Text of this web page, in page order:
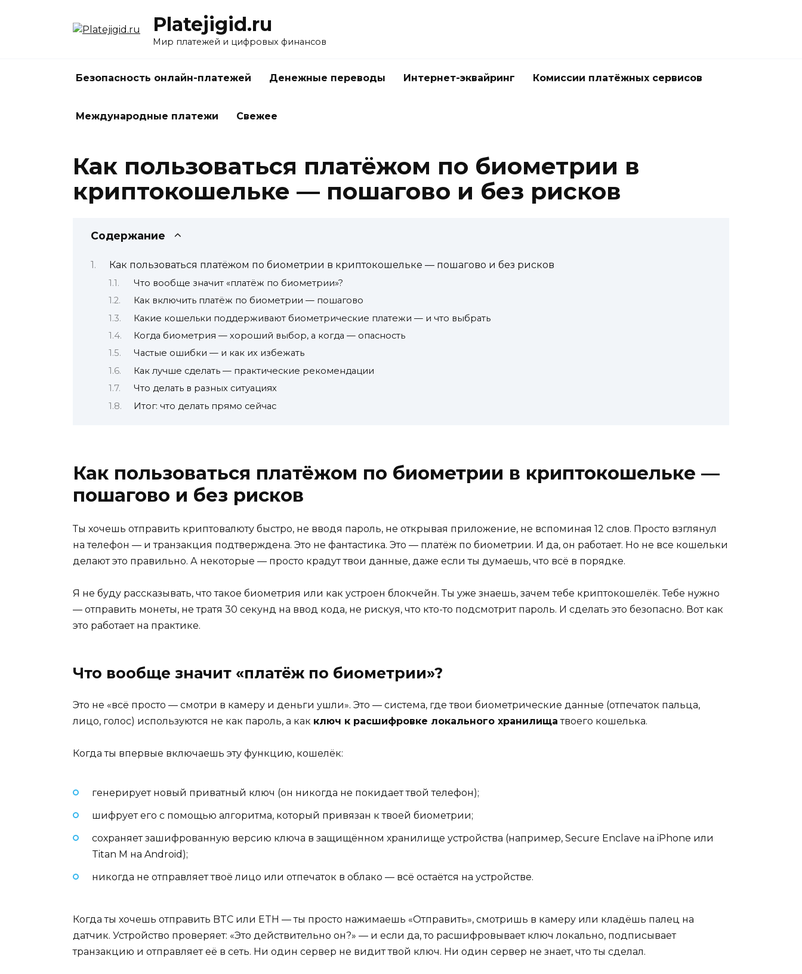
Platejigid.ru
Мир платежей и цифровых финансов
Безопасность онлайн-платежей Денежные переводы Интернет-эквайринг Комиссии платёжных сервисов
Международные платежи Свежее
Как пользоваться платёжом по биометрии в
криптокошельке — пошагово и без рисков
Содержание
Как пользоваться платёжом по биометрии в криптокошельке — пошагово и без рисков
Что вообще значит «платёж по биометрии»?
Как включить платёж по биометрии — пошагово
Какие кошельки поддерживают биометрические платежи — и что выбрать
Когда биометрия — хороший выбор, а когда — опасность
Частые ошибки — и как их избежать
Как лучше сделать — практические рекомендации
Что делать в разных ситуациях
Итог: что делать прямо сейчас
Как пользоваться платёжом по биометрии в криптокошельке —
пошагово и без рисков
Ты хочешь отправить криптовалюту быстро, не вводя пароль, не открывая приложение, не вспоминая 12 слов. Просто взглянул
на телефон — и транзакция подтверждена. Это не фантастика. Это — платёж по биометрии. И да, он работает. Но не все кошельки
делают это правильно. А некоторые — просто крадут твои данные, даже если ты думаешь, что всё в порядке.
Я не буду рассказывать, что такое биометрия или как устроен блокчейн. Ты уже знаешь, зачем тебе криптокошелёк. Тебе нужно
— отправить монеты, не тратя 30 секунд на ввод кода, не рискуя, что кто-то подсмотрит пароль. И сделать это безопасно. Вот как
это работает на практике.
Что вообще значит «платёж по биометрии»?
Это не «всё просто — смотри в камеру и деньги ушли». Это — система, где твои биометрические данные (отпечаток пальца,
лицо, голос) используются не как пароль, а как ключ к расшифровке локального хранилища твоего кошелька.
Когда ты впервые включаешь эту функцию, кошелёк:
генерирует новый приватный ключ (он никогда не покидает твой телефон);
шифрует его с помощью алгоритма, который привязан к твоей биометрии;
сохраняет зашифрованную версию ключа в защищённом хранилище устройства (например, Secure Enclave на iPhone или
Titan M на Android);
никогда не отправляет твоё лицо или отпечаток в облако — всё остаётся на устройстве.
Когда ты хочешь отправить BTC или ETH — ты просто нажимаешь «Отправить», смотришь в камеру или кладёшь палец на
датчик. Устройство проверяет: «Это действительно он?» — и если да, то расшифровывает ключ локально, подписывает
транзакцию и отправляет её в сеть. Ни один сервер не видит твой ключ. Ни один сервер не знает, что ты сделал.